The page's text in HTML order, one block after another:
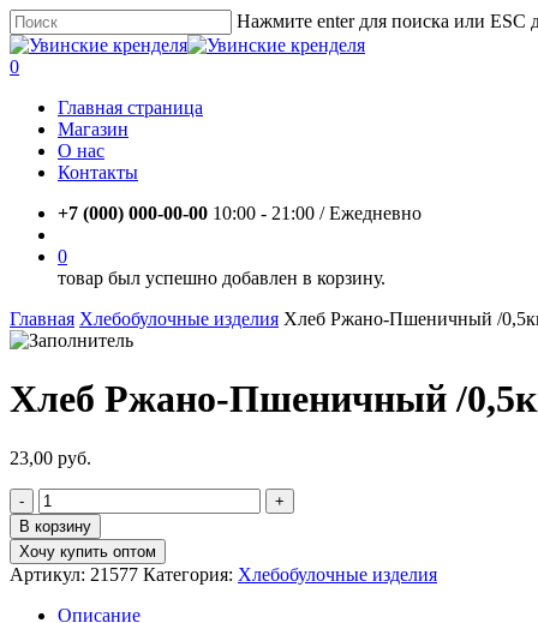
Skip
to
main
Нажмите enter для поиска или ESC
Close
Search
account
0
Главная страница
Магазин
О нас
Контакты
+7 (000) 000-00-00 10:00 - 21:00 / Eжедневно
0
товар был успешно добавлен в корзину.
Главная Хлебобулочные изделия Хлеб Ржано-Пшеничный /
Хлеб Ржано-Пшеничный /
23,00 руб.
Количество
товара
Хлеб
Ржано-
Пшеничный
/0,5кг
В корзину
Хочу купить оптом
Артикул: 21577 Категория: Хлебобулочные изделия
Описание